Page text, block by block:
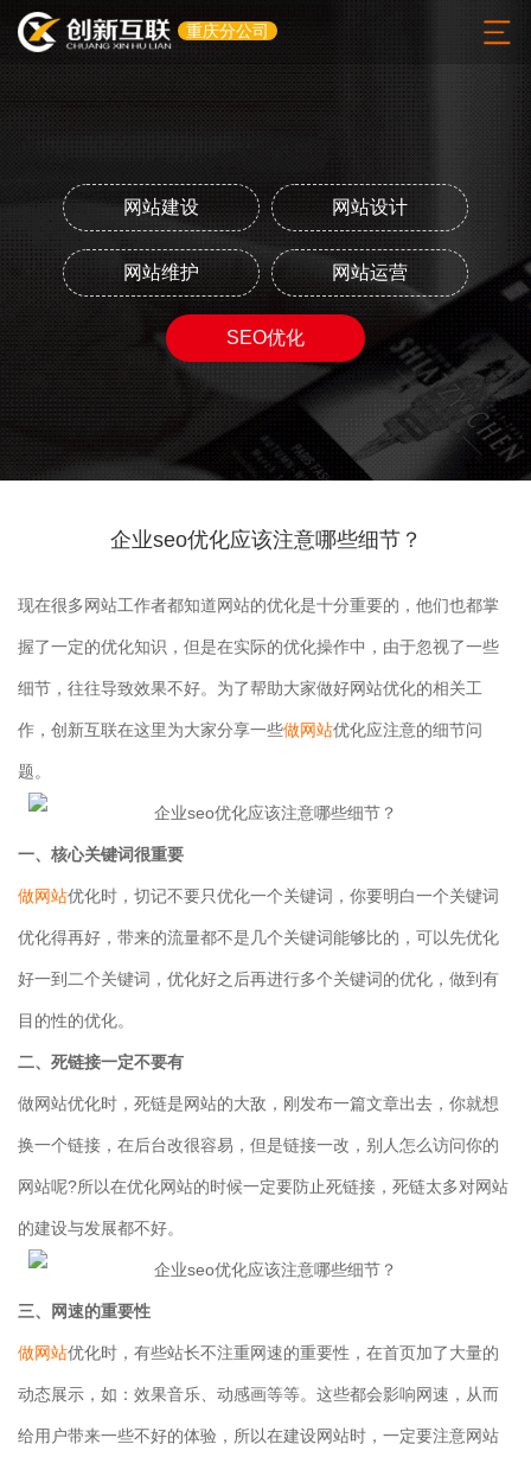
重庆分公司
网站建设 网站设计
网站维护 网站运营
SEO优化
企业seo优化应该注意哪些细节？
现在很多网站工作者都知道网站的优化是十分重要的，他们也都掌
握了一定的优化知识，但是在实际的优化操作中，由于忽视了一些
细节，往往导致效果不好。为了帮助大家做好网站优化的相关工
作，创新互联在这里为大家分享一些做网站优化应注意的细节问
题。
一、核心关键词很重要
做网站优化时，切记不要只优化一个关键词，你要明白一个关键词
优化得再好，带来的流量都不是几个关键词能够比的，可以先优化
好一到二个关键词，优化好之后再进行多个关键词的优化，做到有
目的性的优化。
二、死链接一定不要有
做网站优化时，死链是网站的大敌，刚发布一篇文章出去，你就想
换一个链接，在后台改很容易，但是链接一改，别人怎么访问你的
网站呢?所以在优化网站的时候一定要防止死链接，死链太多对网站
的建设与发展都不好。
三、网速的重要性
做网站优化时，有些站长不注重网速的重要性，在首页加了大量的
动态展示，如：效果音乐、动感画等等。这些都会影响网速，从而
给用户带来一些不好的体验，所以在建设网站时，一定要注意网站